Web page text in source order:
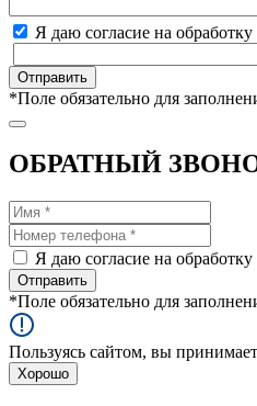
Я даю согласие на обработку
*Поле обязательно для
ОБРАТНЫЙ
Я даю согласие на обработку
*Поле обязательно для
Пользуясь сайтом, вы
Хорошо